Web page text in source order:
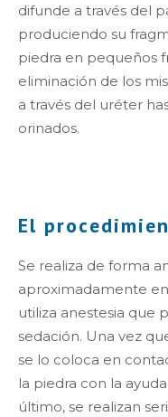
difunde a través del
produciendo su
piedra en pequeños
eliminación de los
a través del uréter
orinados.
El
Se realiza de forma
aproximadamente
utiliza anestesia que
sedación. Una vez
se lo coloca en
la piedra con la
último, se realizan